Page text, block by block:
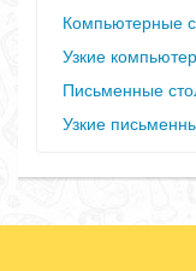
Компьютерные
Узкие
Письменные
Узкие